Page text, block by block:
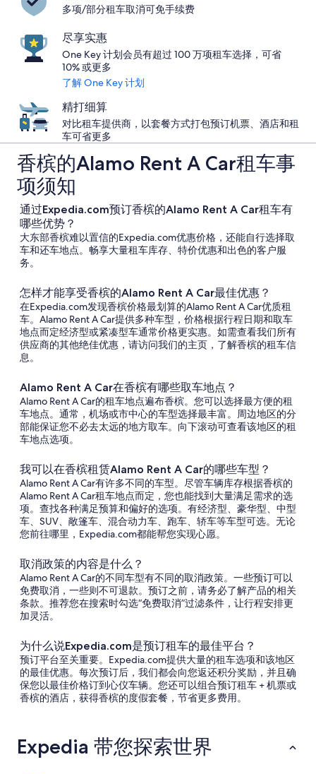
多项/部分租车取消可免手续费
尽享实惠
One Key 计划会员有超过 100 万项租车选择，可省
10% 或更多
了解 One Key 计划
精打细算
对比租车提供商，以套餐方式打包预订机票、酒店和租
车可省更多
香槟的Alamo Rent A Car租车事
项须知
通过Expedia.com预订香槟的Alamo Rent A Car租车有
哪些优势？
大东部香槟难以置信的Expedia.com优惠价格，还能自行选择取
车和还车地点。畅享大量租车库存、特价优惠和出色的客户服
务。
怎样才能享受香槟的Alamo Rent A Car最佳优惠？
在Expedia.com发现香槟价格最划算的Alamo Rent A Car优质租
车。Alamo Rent A Car提供多种车型，价格根据行程日期和取车
地点而定经济型或紧凑型车通常价格更实惠。如需查看我们所有
供应商的其他绝佳优惠，请访问我们的主页，了解香槟的租车信
息。
Alamo Rent A Car在香槟有哪些取车地点？
Alamo Rent A Car的租车地点遍布香槟。您可以选择最方便的租
车地点。通常，机场或市中心的车型选择最丰富。周边地区的分
部能保证您不必去太远的地方取车。向下滚动可查看该地区的租
车地点选项。
我可以在香槟租赁Alamo Rent A Car的哪些车型？
Alamo Rent A Car有许多不同的车型。尽管车辆库存根据香槟的
Alamo Rent A Car租车地点而定，您也能找到大量满足需求的选
项。查找各种满足预算和偏好的选项。有经济型、豪华型、中型
车、SUV、敞篷车、混合动力车、跑车、轿车等车型可选。无论
您前往哪里，Expedia.com都能帮您实现心愿。
取消政策的内容是什么？
Alamo Rent A Car的不同车型有不同的取消政策。一些预订可以
免费取消，一些则不可退款。预订之前，请务必了解产品的相关
条款。推荐您在搜索时勾选“免费取消”过滤条件，让行程安排更
加灵活。
为什么说Expedia.com是预订租车的最佳平台？
预订平台至关重要。Expedia.com提供大量的租车选项和该地区
的最佳优惠。每次预订后，我们都会向您返还积分奖励，并且确
保您以最佳价格订到心仪车辆。您还可以组合预订租车 + 机票或
香槟的酒店，获得香槟的度假套餐，节省更多费用。
Expedia 带您探索世界